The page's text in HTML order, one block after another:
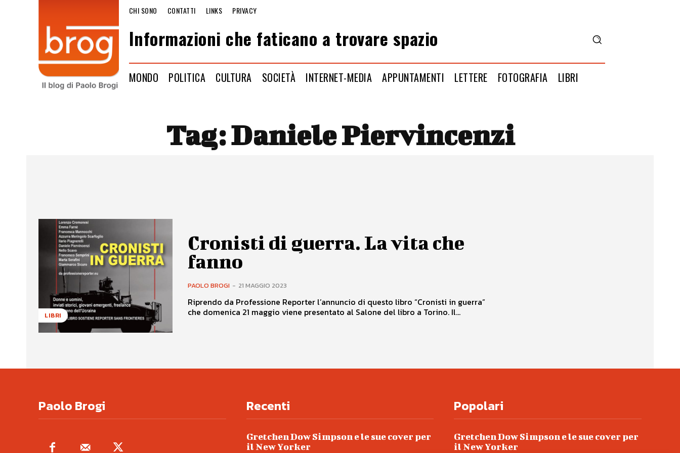
CHI SONO CONTATTI LINKS PRIVACY
Informazioni che faticano a trovare spazio
MONDO POLITICA CULTURA SOCIETÀ INTERNET-MEDIA APPUNTAMENTI LETTERE FOTOGRAFIA LIBRI
Tag:Daniele Piervincenzi
LIBRI
Cronisti di guerra. La vita che
fanno
PAOLO BROGI - 21 MAGGIO 2023
Riprendo da Professione Reporter l’annuncio di questo libro “Cronisti in guerra”
che domenica 21 maggio viene presentato al Salone del libro a Torino. Il...
Paolo Brogi Recenti
Gretchen Dow Simpson e le sue cover per
il New Yorker
Popolari
Gretchen Dow Simpson e le sue cover per
il New Yorker